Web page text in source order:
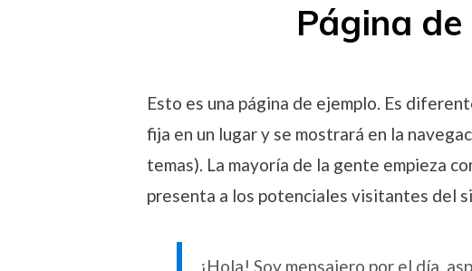
Página
Esto es una página de ejemplo. Es
fija en un lugar y se mostrará en la
temas). La mayoría de la gente empieza
presenta a los potenciales visitantes del
¡Hola! Soy mensajero por el día,